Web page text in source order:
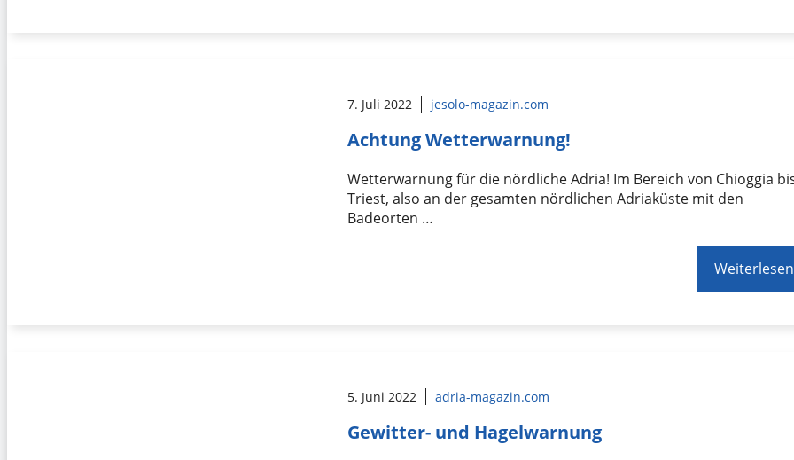
7. Juli 2022 jesolo-magazin.com
Achtung Wetterwarnung!
Wetterwarnung für die nördliche Adria! Im Bereich von Chioggia
Triest, also an der gesamten nördlichen Adriaküste mit den
Badeorten …
Weiterlesen
5. Juni 2022 adria-magazin.com
Gewitter- und Hagelwarnung